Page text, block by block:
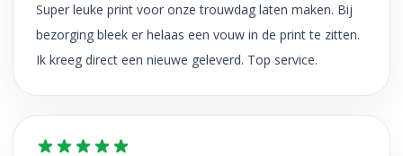
Super leuke print voor onze trouwdag laten maken. Bij
bezorging bleek er helaas een vouw in de print te zitten.
Ik kreeg direct een nieuwe geleverd. Top service.